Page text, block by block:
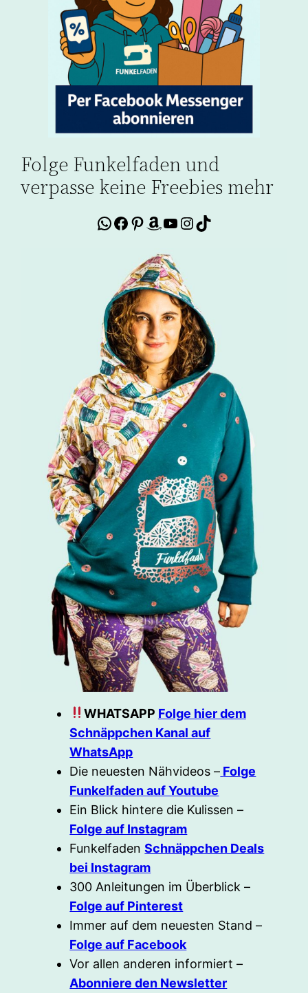
Folge Funkelfaden und
verpasse keine Freebies mehr
WhatsApp
Facebook
Pinterest
Amazon
YouTube
Instagram
TikTok
WHATSAPP Folge hier dem
Schnäppchen Kanal auf
WhatsApp
Die neuesten Nähvideos – Folge
Funkelfaden auf Youtube
Ein Blick hintere die Kulissen –
Folge auf Instagram
FunkelfadenSchnäppchen Deals
bei Instagram
300 Anleitungen im Überblick –
Folge auf Pinterest
Immer auf dem neuesten Stand –
Folge auf Facebook
Vor allen anderen informiert –
Abonniere den Newsletter